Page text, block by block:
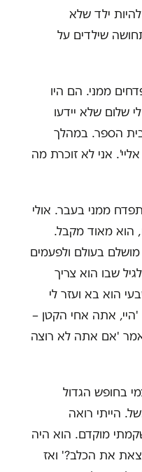
ילד שלא
שילדים על
ממני. הם היו
שלום שלא יידעו
הספר. במהלך
אני לא זוכרת מה
ממני בעבר. אולי
הוא מאוד מקבל.
בעולם ולפעמים
שבו הוא צריך
הוא בא ועזר לי
אתה אחי הקטן –
אמר 'אם אתה לא רוצה
בחופש הגדול
הייתי רואה
מוקדם. הוא היה
את הכלב?' ואז